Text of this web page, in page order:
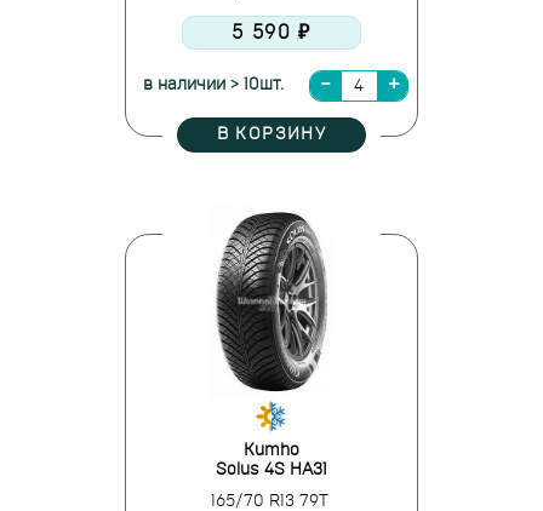
5 590 ₽
в наличии > 10шт.
В КОРЗИНУ
Kumho
Solus 4S HA31
165/70 R13 79T